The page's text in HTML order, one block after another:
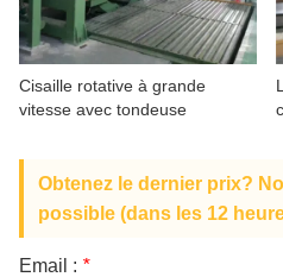
Cisaille rotative à grande
vitesse avec tondeuse
Obtenez le dernier prix?
possible (dans les 12
Email : *